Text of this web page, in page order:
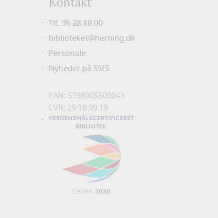
Tlf. 96 28 88 00
biblioteket@herning.dk
Personale
Nyheder på SMS
EAN: 5798005500049
CVR: 29 18 99 19